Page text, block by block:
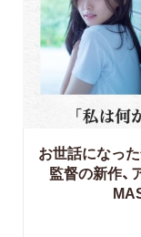
お世話になっ
監督の新作、